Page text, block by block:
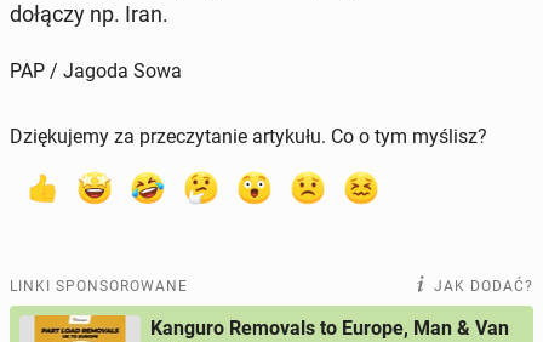
dołączy np. Iran.
PAP / Jagoda Sowa
Dziękujemy za przeczytanie artykułu. Co o tym myślisz?
LINKI SPONSOROWANE JAK DODAĆ?
Kanguro Removals to Europe, Man & Van